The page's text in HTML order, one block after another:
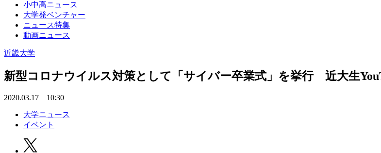
小中高ニュース
大学発ベンチャー
ニュース特集
動画ニュース
近畿大学
新型コロナウイルス対策として「サイバー卒業式」を挙行 近大生
2020.03.17 10:30
大学ニュース
イベント